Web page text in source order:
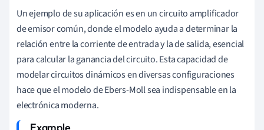
Un ejemplo de su aplicación es en un circuito amplificador
de emisor común, donde el modelo ayuda a determinar la
relación entre la corriente de entrada y la de salida, esencial
para calcular la ganancia del circuito. Esta capacidad de
modelar circuitos dinámicos en diversas configuraciones
hace que el modelo de Ebers-Moll sea indispensable en la
electrónica moderna.